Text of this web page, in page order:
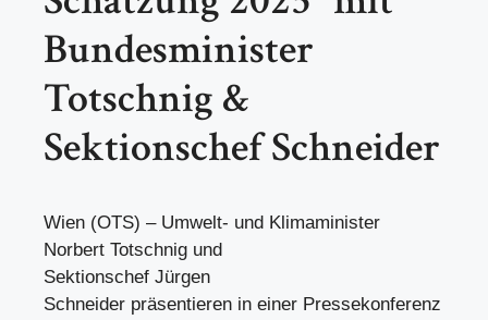
Bundesminister
Totschnig &
Sektionschef Schneider
Wien (OTS) – Umwelt- und Klimaminister
Norbert Totschnig und
Sektionschef Jürgen
Schneider präsentieren in einer Pressekonferenz